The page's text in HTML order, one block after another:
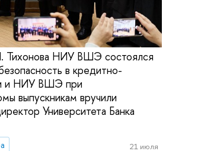
Тихонова НИУ ВШЭ состоялся
в кредитно-
и НИУ ВШЭ при
выпускникам вручили
Университета Банка
21 июля